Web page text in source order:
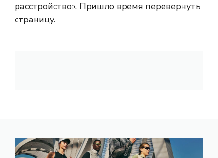
расстройство». Пришло время перевернуть
страницу.